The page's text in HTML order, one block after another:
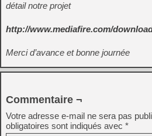
détail notre projet
http://www.mediafire.com/
Merci d’avance et bonne journée
Commentaire ¬
Votre adresse e-mail ne sera pas
obligatoires sont indiqués avec *